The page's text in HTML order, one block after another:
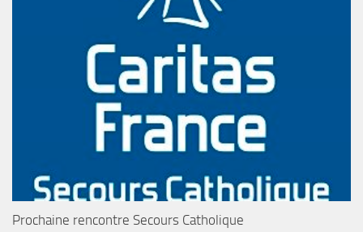
Prochaine rencontre Secours Catholique